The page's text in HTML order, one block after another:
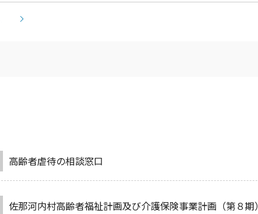
高齢者虐待の相談窓口
佐那河内村高齢者福祉計画及び介護保険事業計画（第８期）